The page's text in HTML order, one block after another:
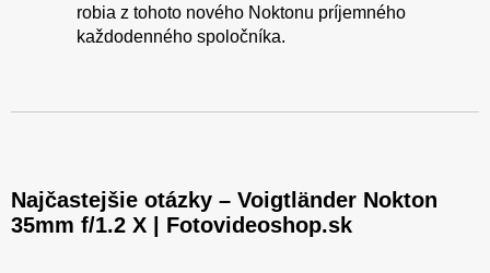
robia z tohoto nového Noktonu príjemného
každodenného spoločníka.
Najčastejšie otázky – Voigtländer Nokton
35mm f/1.2 X | Fotovideoshop.sk